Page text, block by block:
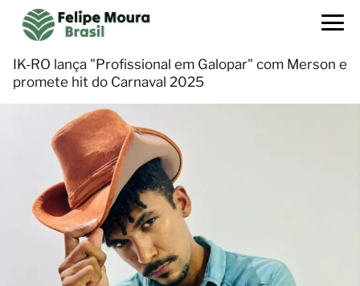
IK-RO lança "Profissional em Galopar" com Merson e
promete hit do Carnaval 2025